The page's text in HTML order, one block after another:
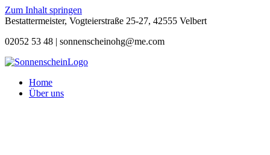
Zum Inhalt springen
Bestattermeister, Vogteierstraße 25-27, 42555 Velbert
02052 53 48 | sonnenscheinohg@me.com
Home
Über uns